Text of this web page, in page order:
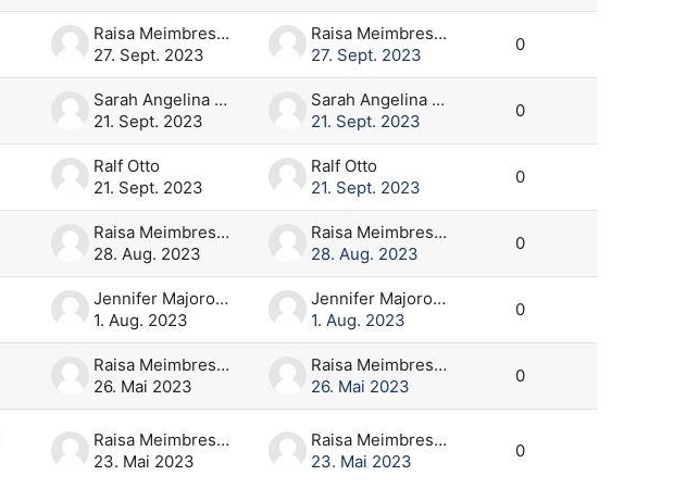
Raisa Meimbresse
27. Sept. 2023
Raisa Meimbresse
27. Sept. 2023
0
Sarah Angelina Görlich
21. Sept. 2023
Sarah Angelina Görlich
21. Sept. 2023
0
Ralf Otto
21. Sept. 2023
Ralf Otto
21. Sept. 2023
0
Raisa Meimbresse
28. Aug. 2023
Raisa Meimbresse
28. Aug. 2023
0
Jennifer Majorowski
1. Aug. 2023
Jennifer Majorowski
1. Aug. 2023
0
Raisa Meimbresse
26. Mai 2023
Raisa Meimbresse
26. Mai 2023
0
Raisa Meimbresse
23. Mai 2023
Raisa Meimbresse
23. Mai 2023
0